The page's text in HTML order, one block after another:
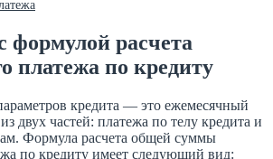
формулой расчета
платежа по кредиту
кредита — это ежемесячный
двух частей: платежа по телу кредита и
Формула расчета общей суммы
по кредиту имеет следующий вид: